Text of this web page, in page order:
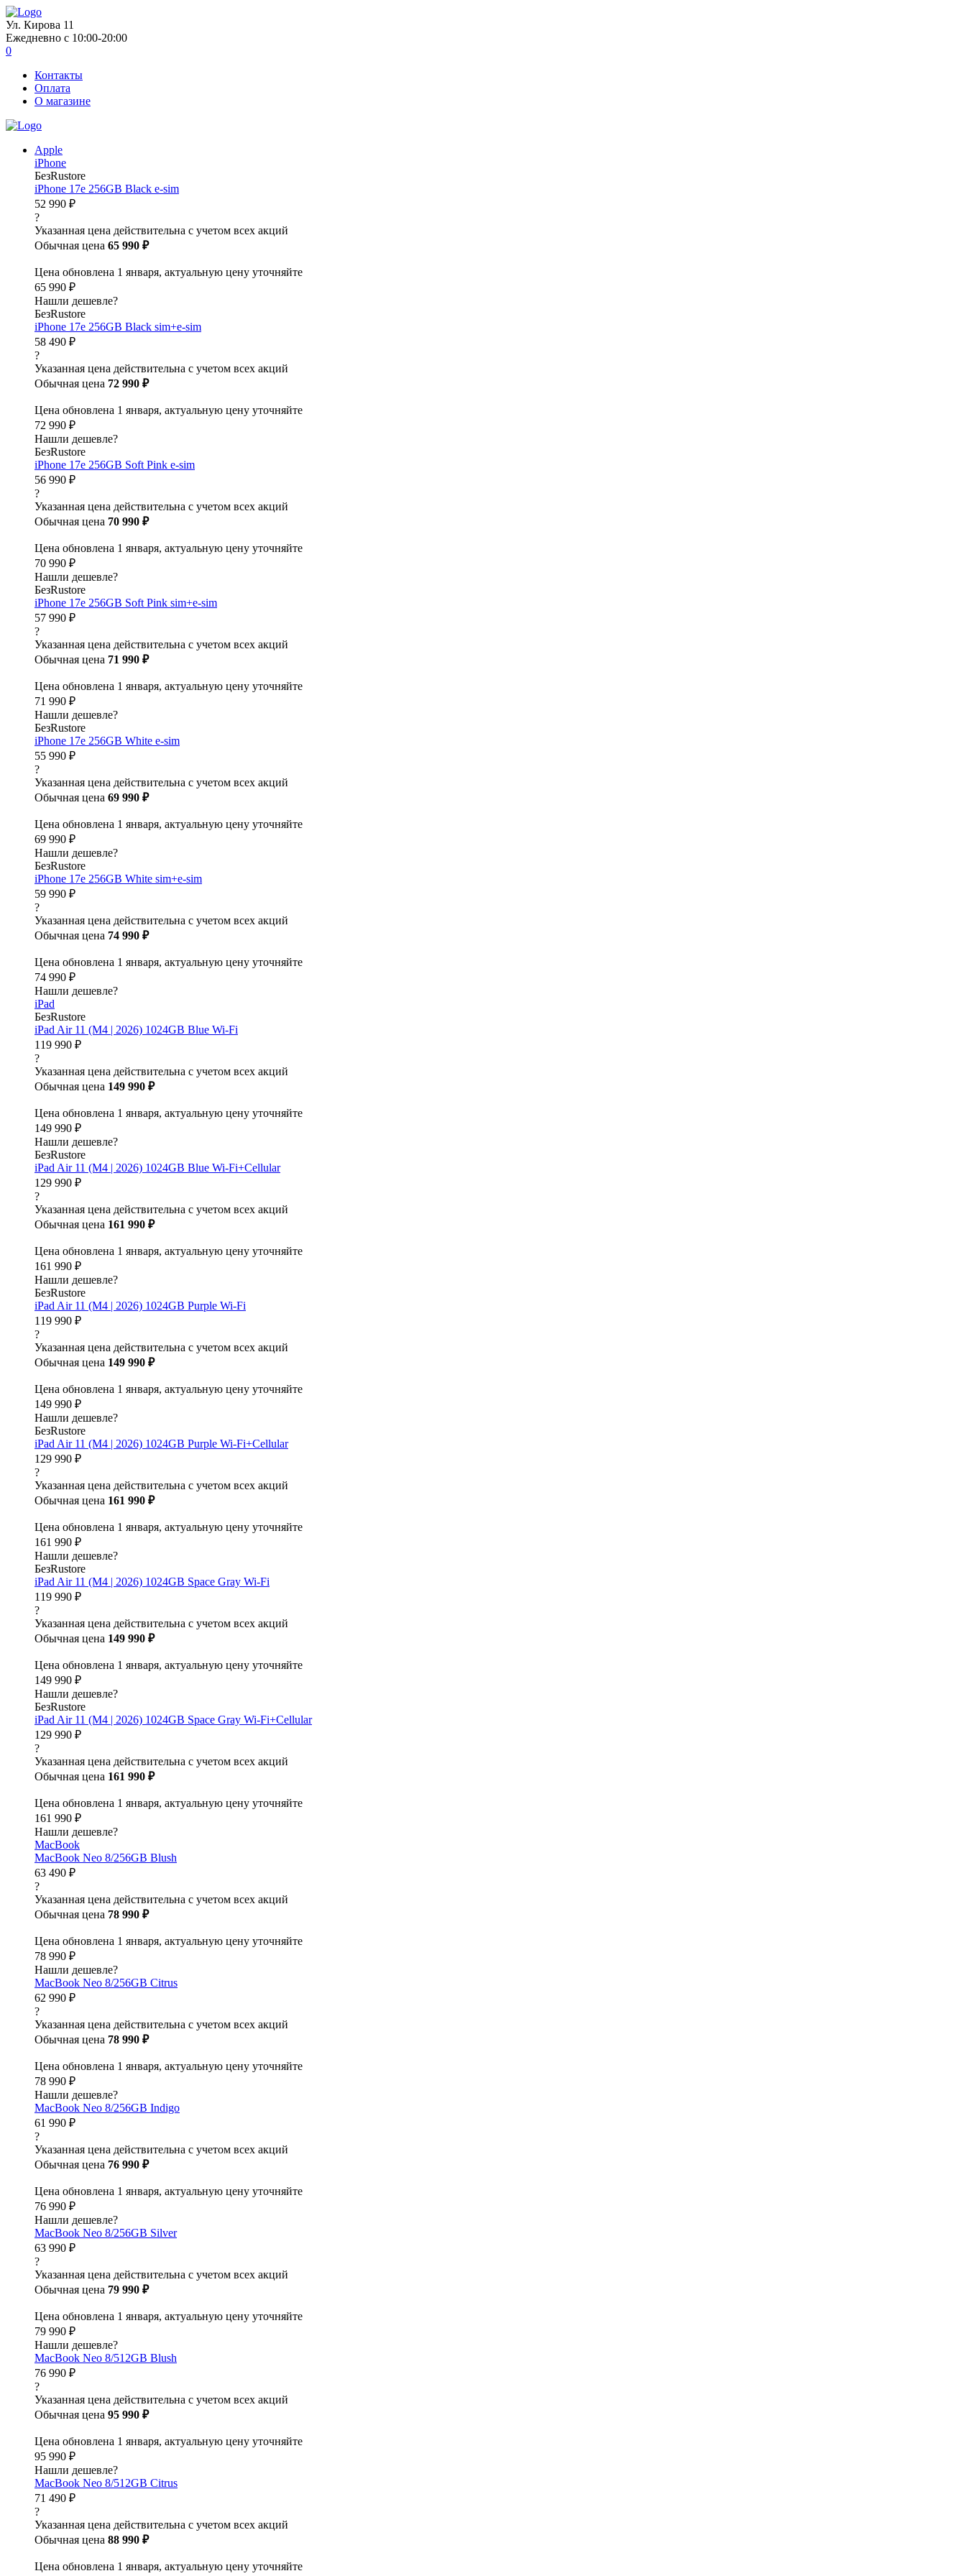
Ул. Кирова 11
Ежедневно с 10:00-20:00
0
Контакты
Оплата
О магазине
Apple
iPhone
БезRustore
iPhone 17e 256GB Black e-sim
52 990 ₽
?
Указанная цена действительна с учетом всех акций
Обычная цена 65 990 ₽
Цена обновлена 1 января, актуальную цену уточняйте
65 990 ₽
Нашли дешевле?
БезRustore
iPhone 17e 256GB Black sim+e-sim
58 490 ₽
?
Указанная цена действительна с учетом всех акций
Обычная цена 72 990 ₽
Цена обновлена 1 января, актуальную цену уточняйте
72 990 ₽
Нашли дешевле?
БезRustore
iPhone 17e 256GB Soft Pink e-sim
56 990 ₽
?
Указанная цена действительна с учетом всех акций
Обычная цена 70 990 ₽
Цена обновлена 1 января, актуальную цену уточняйте
70 990 ₽
Нашли дешевле?
БезRustore
iPhone 17e 256GB Soft Pink sim+e-sim
57 990 ₽
?
Указанная цена действительна с учетом всех акций
Обычная цена 71 990 ₽
Цена обновлена 1 января, актуальную цену уточняйте
71 990 ₽
Нашли дешевле?
БезRustore
iPhone 17e 256GB White e-sim
55 990 ₽
?
Указанная цена действительна с учетом всех акций
Обычная цена 69 990 ₽
Цена обновлена 1 января, актуальную цену уточняйте
69 990 ₽
Нашли дешевле?
БезRustore
iPhone 17e 256GB White sim+e-sim
59 990 ₽
?
Указанная цена действительна с учетом всех акций
Обычная цена 74 990 ₽
Цена обновлена 1 января, актуальную цену уточняйте
74 990 ₽
Нашли дешевле?
iPad
БезRustore
iPad Air 11 (M4 | 2026) 1024GB Blue Wi-Fi
119 990 ₽
?
Указанная цена действительна с учетом всех акций
Обычная цена 149 990 ₽
Цена обновлена 1 января, актуальную цену уточняйте
149 990 ₽
Нашли дешевле?
БезRustore
iPad Air 11 (M4 | 2026) 1024GB Blue Wi-Fi+Cellular
129 990 ₽
?
Указанная цена действительна с учетом всех акций
Обычная цена 161 990 ₽
Цена обновлена 1 января, актуальную цену уточняйте
161 990 ₽
Нашли дешевле?
БезRustore
iPad Air 11 (M4 | 2026) 1024GB Purple Wi-Fi
119 990 ₽
?
Указанная цена действительна с учетом всех акций
Обычная цена 149 990 ₽
Цена обновлена 1 января, актуальную цену уточняйте
149 990 ₽
Нашли дешевле?
БезRustore
iPad Air 11 (M4 | 2026) 1024GB Purple Wi-Fi+Cellular
129 990 ₽
?
Указанная цена действительна с учетом всех акций
Обычная цена 161 990 ₽
Цена обновлена 1 января, актуальную цену уточняйте
161 990 ₽
Нашли дешевле?
БезRustore
iPad Air 11 (M4 | 2026) 1024GB Space Gray Wi-Fi
119 990 ₽
?
Указанная цена действительна с учетом всех акций
Обычная цена 149 990 ₽
Цена обновлена 1 января, актуальную цену уточняйте
149 990 ₽
Нашли дешевле?
БезRustore
iPad Air 11 (M4 | 2026) 1024GB Space Gray Wi-Fi+Cellular
129 990 ₽
?
Указанная цена действительна с учетом всех акций
Обычная цена 161 990 ₽
Цена обновлена 1 января, актуальную цену уточняйте
161 990 ₽
Нашли дешевле?
MacBook
MacBook Neo 8/256GB Blush
63 490 ₽
?
Указанная цена действительна с учетом всех акций
Обычная цена 78 990 ₽
Цена обновлена 1 января, актуальную цену уточняйте
78 990 ₽
Нашли дешевле?
MacBook Neo 8/256GB Citrus
62 990 ₽
?
Указанная цена действительна с учетом всех акций
Обычная цена 78 990 ₽
Цена обновлена 1 января, актуальную цену уточняйте
78 990 ₽
Нашли дешевле?
MacBook Neo 8/256GB Indigo
61 990 ₽
?
Указанная цена действительна с учетом всех акций
Обычная цена 76 990 ₽
Цена обновлена 1 января, актуальную цену уточняйте
76 990 ₽
Нашли дешевле?
MacBook Neo 8/256GB Silver
63 990 ₽
?
Указанная цена действительна с учетом всех акций
Обычная цена 79 990 ₽
Цена обновлена 1 января, актуальную цену уточняйте
79 990 ₽
Нашли дешевле?
MacBook Neo 8/512GB Blush
76 990 ₽
?
Указанная цена действительна с учетом всех акций
Обычная цена 95 990 ₽
Цена обновлена 1 января, актуальную цену уточняйте
95 990 ₽
Нашли дешевле?
MacBook Neo 8/512GB Citrus
71 490 ₽
?
Указанная цена действительна с учетом всех акций
Обычная цена 88 990 ₽
Цена обновлена 1 января, актуальную цену уточняйте